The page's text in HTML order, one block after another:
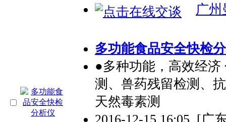
广州
多功能食品安全快检
●多种功能，高效经
测、兽药残留检测、
天然毒素测